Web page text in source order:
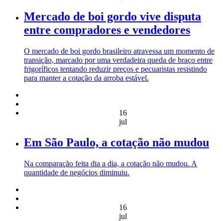
Mercado de boi gordo vive disputa
entre compradores e vendedores
O mercado de boi gordo brasileiro atravessa um momento de
transição, marcado por uma verdadeira queda de braço entre
frigoríficos tentando reduzir preços e pecuaristas resistindo
para manter a cotação da arroba estável.
16
jul
Em São Paulo, a cotação não mudou
Na comparação feita dia a dia, a cotação não mudou. A
quantidade de negócios diminuiu.
16
jul